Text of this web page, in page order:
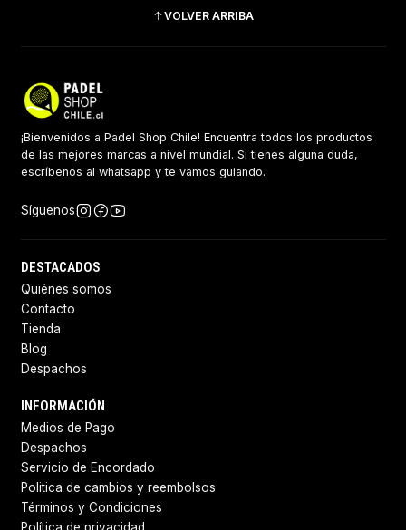
VOLVER ARRIBA
¡Bienvenidos a Padel Shop Chile! Encuentra todos los productos
de las mejores marcas a nivel mundial. Si tienes alguna duda,
escríbenos al whatsapp y te vamos guiando.
Síguenos
DESTACADOS
Quiénes somos
Contacto
Tienda
Blog
Despachos
INFORMACIÓN
Medios de Pago
Despachos
Servicio de Encordado
Politica de cambios y reembolsos
Términos y Condiciones